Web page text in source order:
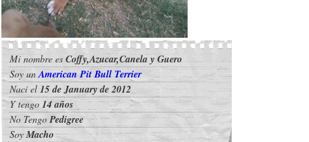
Mi nombre es Coffy,Azucar,Canela y Guero
Soy unAmerican Pit Bull Terrier
Nací el 15 de January de 2012
Y tengo 14 años
No TengoPedigree
SoyMacho